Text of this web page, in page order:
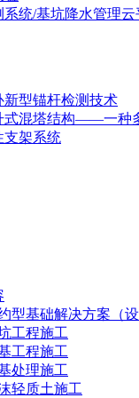
系统/基坑降水管理云
新型锚杆检测技术
式混塔结构——一种
支架系统
型基础解决方案（
工程施工
工程施工
处理施工
轻质土施工